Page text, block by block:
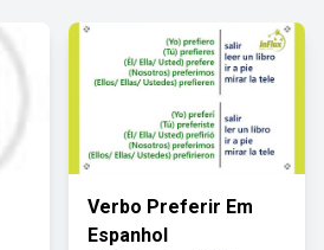
Verbo Preferir Em
Espanhol